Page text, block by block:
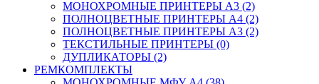
МОНОХРОМНЫЕ ПРИНТЕРЫ А3 (2)
ПОЛНОЦВЕТНЫЕ ПРИНТЕРЫ А4 (2)
ПОЛНОЦВЕТНЫЕ ПРИНТЕРЫ А3 (2)
ТЕКСТИЛЬНЫЕ ПРИНТЕРЫ (0)
ДУПЛИКАТОРЫ (2)
РЕМКОМПЛЕКТЫ